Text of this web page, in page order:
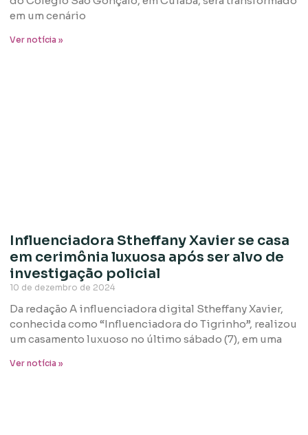
em um cenário
Ver notícia »
Influenciadora Stheffany Xavier se casa
em cerimônia luxuosa após ser alvo de
investigação policial
10 de dezembro de 2024
Da redação A influenciadora digital Stheffany Xavier,
conhecida como “Influenciadora do Tigrinho”, realizou
um casamento luxuoso no último sábado (7), em uma
Ver notícia »